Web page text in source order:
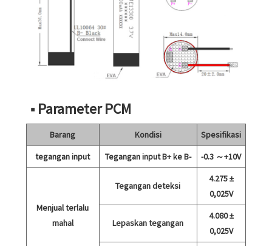
■ Parameter PCM
Barang Kondisi
Spesifikasi
tegangan input
Tegangan input B+ ke B- -0.3 ～+10V
Menjual terlalu
mahal
Tegangan deteksi
4.275 ±
0,025V
Lepaskan tegangan
4.080 ±
0,025V